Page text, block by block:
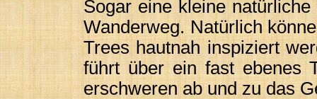
Sogar eine kleine
Wanderweg. Natürlich
Trees hautnah inspiziert
führt über ein fast ebenes
erschweren ab und zu das